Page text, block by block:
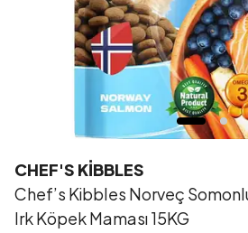
CHEF'S KİBBLES
Chef’s Kibbles Norveç
Irk Köpek Maması 15KG